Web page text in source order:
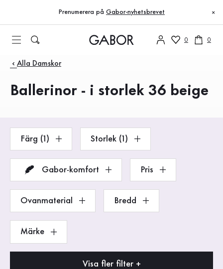
Till innehållsförteckning
Till huvudnavigation
Prenumerera på Gabor-nyhetsbrevet ×
0 0
Produkter
Alla Damskor
Ballerinor - i storlek 36 beige
Färg (1) Storlek (1)
Gabor-komfort Pris
Ovanmaterial Bredd
Märke
Visa fler filter +